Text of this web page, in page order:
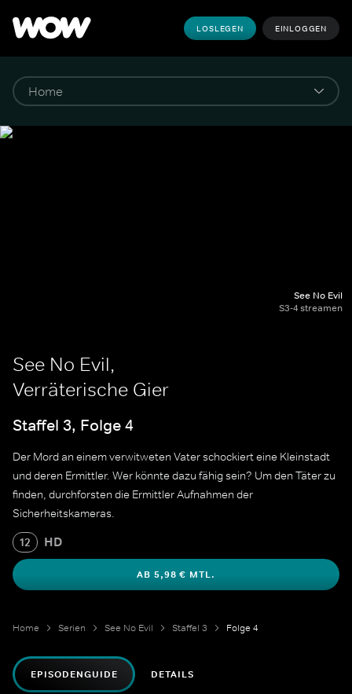
LOSLEGEN EINLOGGEN
See No Evil
S3-4 streamen
See No Evil,
Verräterische Gier
Staffel 3, Folge 4
Der Mord an einem verwitweten Vater schockiert eine Kleinstadt
und deren Ermittler. Wer könnte dazu fähig sein? Um den Täter zu
finden, durchforsten die Ermittler Aufnahmen der
Sicherheitskameras.
12 HD
AB 5,98 € MTL.
Home Serien See No Evil Staffel 3 Folge 4
EPISODENGUIDE DETAILS